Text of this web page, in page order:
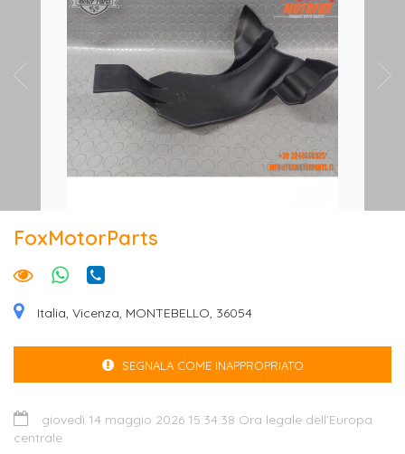
FoxMotorParts
Italia, Vicenza, MONTEBELLO, 36054
SEGNALA COME INAPPROPRIATO
giovedì 14 maggio 2026 15:34:38 Ora legale dell’Europa
centrale